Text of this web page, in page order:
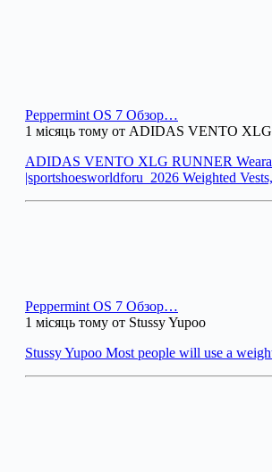
Peppermint OS 7 Обзор…
1 місяць тому от ADIDAS VENTO
ADIDAS VENTO XLG RUNNER
|sportshoesworldforu_2026 Weighted
Peppermint OS 7 Обзор…
1 місяць тому от Stussy Yupoo
Stussy Yupoo Most people will use a